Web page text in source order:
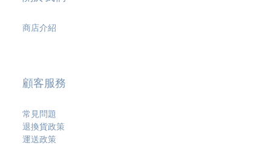
商店介紹
顧客服務
常見問題
退換貨政策
運送政策